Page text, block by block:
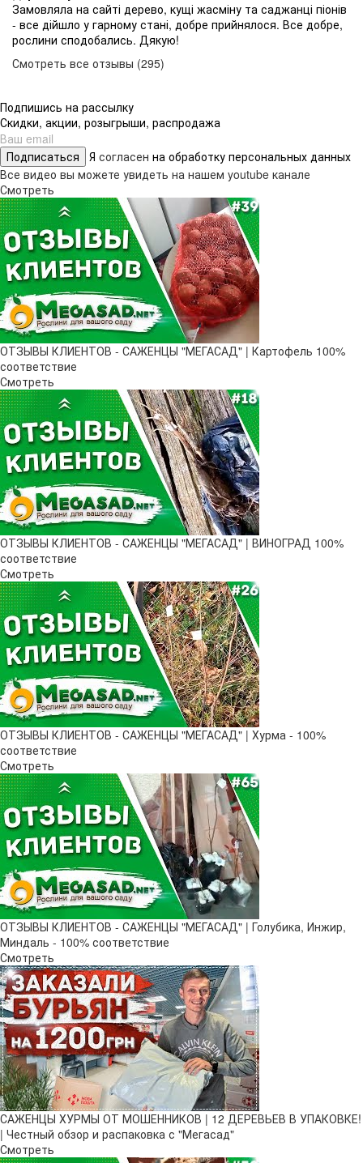
Замовляла на сайті дерево, кущі жасміну та саджанці піонів
- все дійшло у гарному стані, добре прийнялося. Все добре,
рослини сподобались. Дякую!
Смотреть все отзывы (295)
Подпишись на рассылку
Скидки, акции, розыгрыши, распродажа
Подписаться Я согласен на обработку персональных данных
Все видео вы можете увидеть на нашем youtube канале
Смотреть
ОТЗЫВЫ КЛИЕНТОВ - САЖЕНЦЫ "МЕГАСАД" | Картофель 100%
соответствие
Смотреть
ОТЗЫВЫ КЛИЕНТОВ - САЖЕНЦЫ "МЕГАСАД" | ВИНОГРАД 100%
соответствие
Смотреть
ОТЗЫВЫ КЛИЕНТОВ - САЖЕНЦЫ "МЕГАСАД" | Хурма - 100%
соответствие
Смотреть
ОТЗЫВЫ КЛИЕНТОВ - САЖЕНЦЫ "МЕГАСАД" | Голубика, Инжир,
Миндаль - 100% соответствие
Смотреть
САЖЕНЦЫ ХУРМЫ ОТ МОШЕННИКОВ | 12 ДЕРЕВЬЕВ В УПАКОВКЕ!
| Честный обзор и распаковка с "Мегасад"
Смотреть